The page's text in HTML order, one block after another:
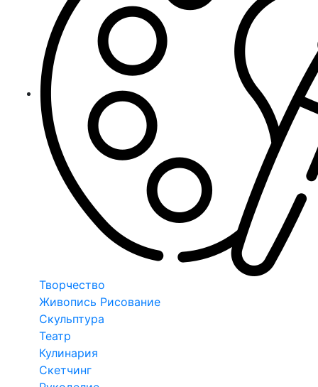
Творчество
Живопись Рисование
Скульптура
Театр
Кулинария
Скетчинг